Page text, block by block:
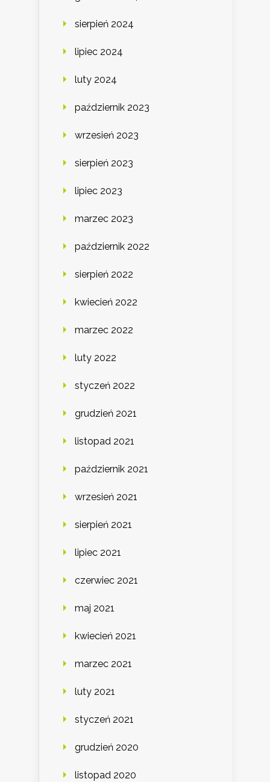
sierpień 2024
lipiec 2024
luty 2024
październik 2023
wrzesień 2023
sierpień 2023
lipiec 2023
marzec 2023
październik 2022
sierpień 2022
kwiecień 2022
marzec 2022
luty 2022
styczeń 2022
grudzień 2021
listopad 2021
październik 2021
wrzesień 2021
sierpień 2021
lipiec 2021
czerwiec 2021
maj 2021
kwiecień 2021
marzec 2021
luty 2021
styczeń 2021
grudzień 2020
listopad 2020